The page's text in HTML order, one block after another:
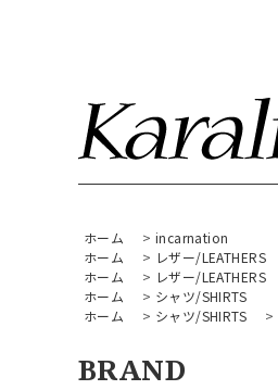
ホーム > incarnation
ホーム
> レザー/LEATHERS
ホーム
> レザー/LEATHERS
ホーム
> シャツ/SHIRTS
ホーム
> シャツ/SHIRTS >
BRAND